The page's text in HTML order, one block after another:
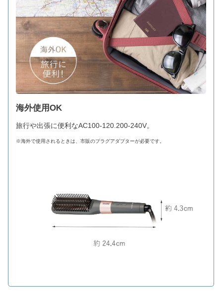
海外使用OK
旅行や出張に便利なAC100-120.200-240V。
※海外で使用されるときは、市販のプラグアダプターが必要です。